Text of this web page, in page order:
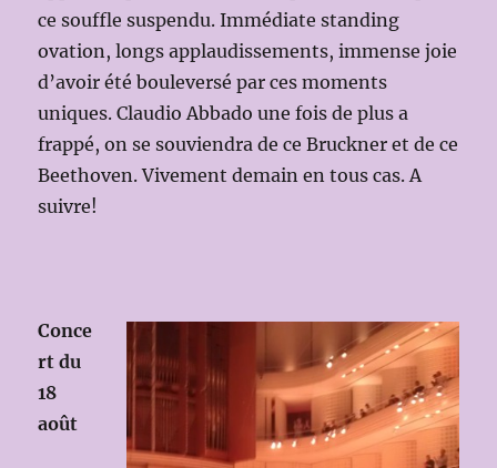
ce souffle suspendu. Immédiate standing
ovation, longs applaudissements, immense joie
d’avoir été bouleversé par ces moments
uniques. Claudio Abbado une fois de plus a
frappé, on se souviendra de ce Bruckner et de ce
Beethoven. Vivement demain en tous cas. A
suivre!
Conce
rt du
18
août